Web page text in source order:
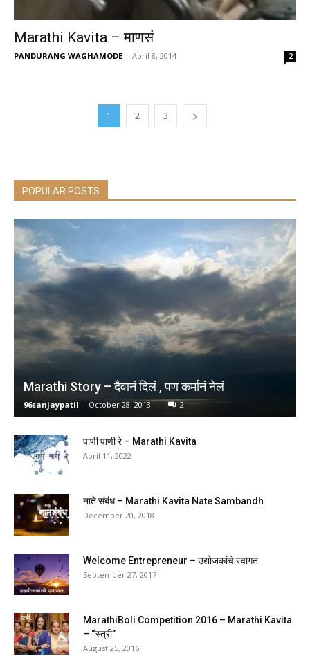
Marathi Kavita – माणसं
PANDURANG WAGHAMODE - April 8, 2014 2
1 2 3
POPULAR POSTS
Marathi Story – दैवानं दिलं , पण कर्मानं नेलं
96sanjaypatil - October 28, 2013 2
पाणी पाणी रे – Marathi Kavita
April 11, 2022
नाते संबंध – Marathi Kavita Nate Sambandh
December 20, 2018
Welcome Entrepreneur – उद्योजकांचे स्वागत
September 27, 2017
MarathiBoli Competition 2016 – Marathi Kavita
– “स्त्री”
August 25, 2016